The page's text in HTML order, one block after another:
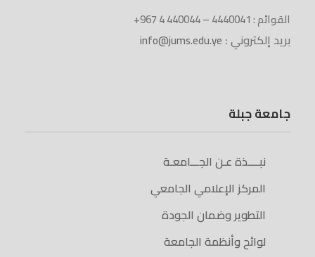
القوائم : 4440041 – 440044 4 967+
بريد إلكتروني : info@jums.edu.ye
جامعة جبلة
نبــــذة عـن الجـــامعـة
المركز الإعلامي الجامعي
التطوير وضمان الجودة
لوائح وأنظمة الجامعة